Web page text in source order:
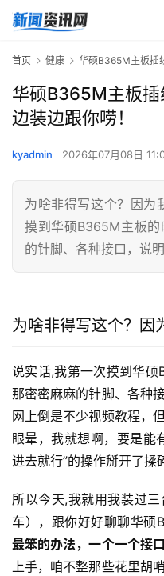
首页 健康 华硕B365M主板插
华硕B365M主板
边装边跟你唠！
kyadmin 2026年07月08日
为啥非得写这个？因为
摸到华硕B365M主板
的针脚、各种接口，说
为啥非得写这个？因
说实话,我第一次摸到华硕
那密密麻麻的针脚、各种
网上倒是不少视频教程，
眼晕，我就想啊，要是能
进去就行”的操作掰开了揉
所以今天,我就用我装过
车），跟你好好聊聊华硕
最笨的办法，一个一个接
上手，咱不整那些花里胡